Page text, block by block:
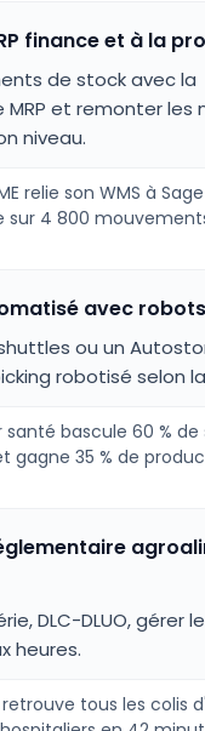
finance et à la
de stock avec la
et remonter les
niveau.
relie son WMS à
sur 4 800
avec
ou un
robotisé selon
bascule 60 % de
gagne 35 % de
DLC-DLUO, gérer
heures.
tous les colis